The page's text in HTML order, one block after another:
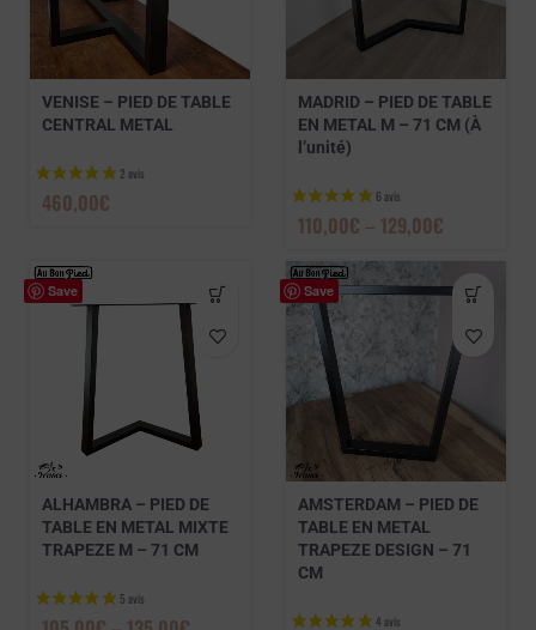
VENISE – PIED DE TABLE
CENTRAL METAL
460,00€
MADRID – PIED DE TABLE
EN METAL M – 71 CM (À
l’unité)
110,00€ – 129,00€
Save
ALHAMBRA – PIED DE
TABLE EN METAL MIXTE
TRAPEZE M – 71 CM
Save
AMSTERDAM – PIED DE
TABLE EN METAL
TRAPEZE DESIGN – 71
CM